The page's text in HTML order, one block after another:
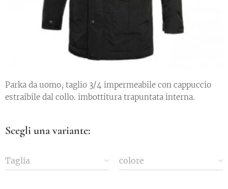
Parka da uomo, taglio 3/4 impermeabile con cappuccio
estraibile dal collo. imbottitura trapuntata interna.
Scegli una variante:
Taglia colore